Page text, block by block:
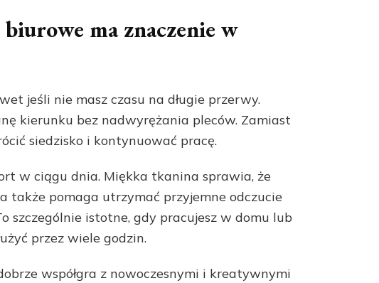
ma znaczenie w
jeśli nie masz czasu na długie przerwy.
kierunku bez nadwyrężania pleców. Zamiast
siedzisko i kontynuować pracę.
w ciągu dnia. Miękka tkanina sprawia, że
także pomaga utrzymać przyjemne odczucie
szczególnie istotne, gdy pracujesz w domu lub
przez wiele godzin.
współgra z nowoczesnymi i kreatywnymi